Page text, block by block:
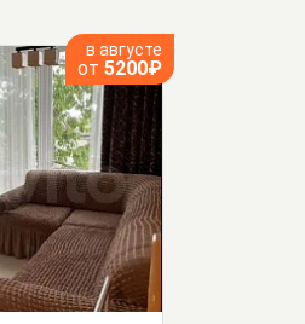
в августе
от 5200₽